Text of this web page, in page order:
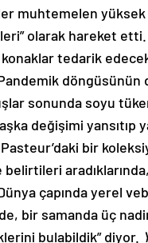
muhtemelen yüksek
olarak hareket
tedarik
döngüsünün
sonunda soyu
değişimi yansıtıp
bir
çapında yerel
bir samanda üç
bulabildik” diyor.